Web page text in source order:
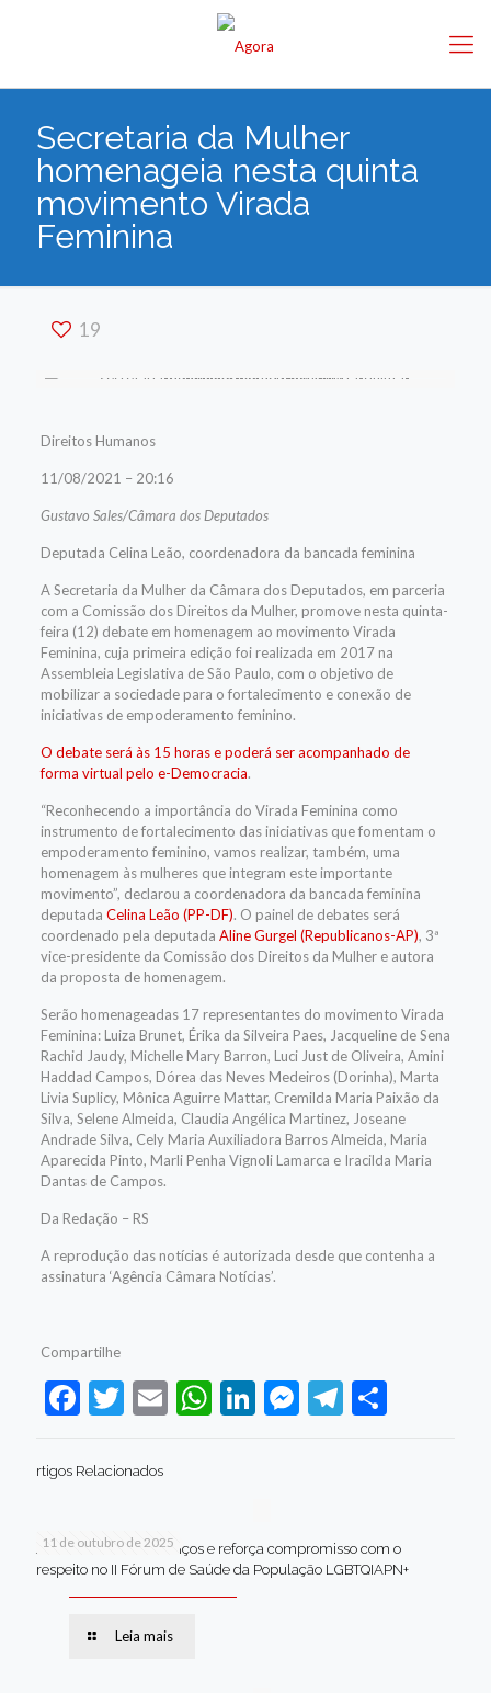
Secretaria da Mulher
homenageia nesta quinta
movimento Virada
Feminina
19
Direitos Humanos
11/08/2021 – 20:16
Gustavo Sales/Câmara dos Deputados
Deputada Celina Leão, coordenadora da bancada feminina
A Secretaria da Mulher da Câmara dos Deputados, em parceria
com a Comissão dos Direitos da Mulher, promove nesta quinta-
feira (12) debate em homenagem ao movimento Virada
Feminina, cuja primeira edição foi realizada em 2017 na
Assembleia Legislativa de São Paulo, com o objetivo de
mobilizar a sociedade para o fortalecimento e conexão de
iniciativas de empoderamento feminino.
O debate será às 15 horas e poderá ser acompanhado de
forma virtual pelo e-Democracia.
“Reconhecendo a importância do Virada Feminina como
instrumento de fortalecimento das iniciativas que fomentam o
empoderamento feminino, vamos realizar, também, uma
homenagem às mulheres que integram este importante
movimento”, declarou a coordenadora da bancada feminina
deputada Celina Leão (PP-DF). O painel de debates será
coordenado pela deputada Aline Gurgel (Republicanos-AP), 3ª
vice-presidente da Comissão dos Direitos da Mulher e autora
da proposta de homenagem.
Serão homenageadas 17 representantes do movimento Virada
Feminina: Luiza Brunet, Érika da Silveira Paes, Jacqueline de Sena
Rachid Jaudy, Michelle Mary Barron, Luci Just de Oliveira, Amini
Haddad Campos, Dórea das Neves Medeiros (Dorinha), Marta
Livia Suplicy, Mônica Aguirre Mattar, Cremilda Maria Paixão da
Silva, Selene Almeida, Claudia Angélica Martinez, Joseane
Andrade Silva, Cely Maria Auxiliadora Barros Almeida, Maria
Aparecida Pinto, Marli Penha Vignoli Lamarca e Iracilda Maria
Dantas de Campos.
Da Redação – RS
A reprodução das notícias é autorizada desde que contenha a
assinatura ‘Agência Câmara Notícias’.
Compartilhe
Facebook
Twitter
EmailWhatsApp
LinkedIn
Messenger
Telegram
Share
rtigos Relacionados
11 de outubro de 2025
Jaboatão celebra avanços e reforça compromisso com o
respeito no II Fórum de Saúde da População LGBTQIAPN+
Leia mais